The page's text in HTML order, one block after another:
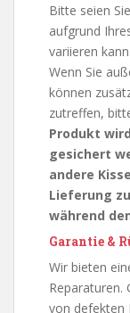
Bitte seien
aufgrund
variieren kann.
Wenn Sie
können
zutreffen,
Produkt
gesichert
andere
Lieferung
während
Garantie &
Wir bieten
Reparaturen.
von defekten